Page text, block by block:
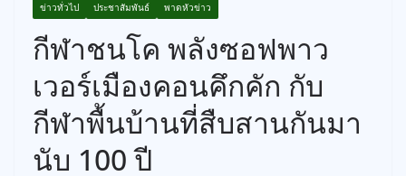
ข่าวทั่วไป ประชาสัมพันธ์ พาดหัวข่าว
กีฬาชนโค พลังซอฟพาว
เวอร์เมืองคอนคึกคัก กับ
กีฬาพื้นบ้านที่สืบสานกันมา
นับ 100 ปี